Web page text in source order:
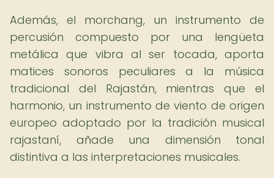
Además, el morchang, un instrumento de
percusión compuesto por una lengüeta
metálica que vibra al ser tocada, aporta
matices sonoros peculiares a la música
tradicional del Rajastán, mientras que el
harmonio, un instrumento de viento de origen
europeo adoptado por la tradición musical
rajastaní, añade una dimensión tonal
distintiva a las interpretaciones musicales.